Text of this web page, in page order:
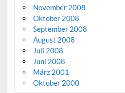
November 2008
Oktober 2008
September 2008
August 2008
Juli 2008
Juni 2008
März 2001
Oktober 2000